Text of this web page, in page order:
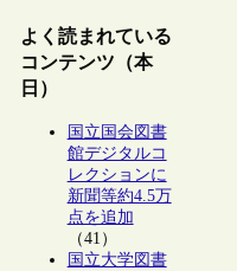
よく読まれている
コンテンツ（本
日）
国立国会図書
館デジタルコ
レクションに
新聞等約4.5万
点を追加
（41）
国立大学図書